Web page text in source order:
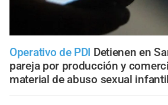
Operativo de PDI Detienen en
pareja por producción y
material de abuso sexual infantil